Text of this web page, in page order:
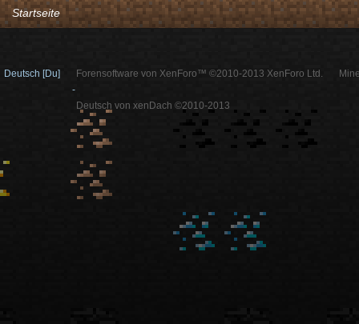
Startseite
Deutsch [Du]
Forensoftware von XenForo™ ©2010-2013 XenForo Ltd.
-
Deutsch von xenDach ©2010-2013